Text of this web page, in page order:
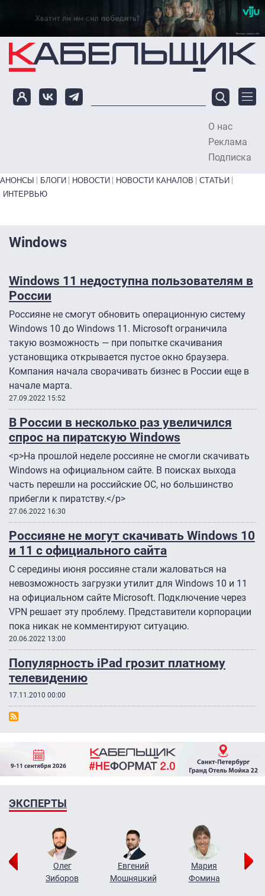
Перейти к основному содержанию
О нас
Реклама
Подписка
Primary links bottom
АНОНСЫ БЛОГИ НОВОСТИ НОВОСТИ КАНАЛОВ
СТАТЬИ
ИНТЕРВЬЮ
Windows
Windows 11 недоступна пользователям в
России
Россияне не смогут обновить операционную систему
Windows 10 до Windows 11. Microsoft ограничила
такую возможность — при попытке скачивания
установщика открывается пустое окно браузера.
Компания начала сворачивать бизнес в России еще в
начале марта.
27.09.2022 15:52
В России в несколько раз увеличился
спрос на пиратскую Windows
<p>На прошлой неделе россияне не смогли скачивать
Windows на официальном сайте. В поисках выхода
часть перешли на российские ОС, но большинство
прибегли к пиратству.</p>
27.06.2022 16:30
Россияне не могут скачивать Windows 10
и 11 с официального сайта
С середины июня россияне стали жаловаться на
невозможность загрузки утилит для Windows 10 и 11
на официальном сайте Microsoft. Подключение через
VPN решает эту проблему. Представители корпорации
пока никак не комментируют ситуацию.
20.06.2022 13:00
Популярность iPad грозит платному
телевидению
17.11.2010 00:00
ЭКСПЕРТЫ
Олег
Зиборов
Евгений
Мошняцкий
Мария
Фомина